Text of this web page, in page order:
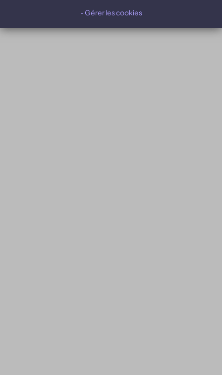
- Gérer les cookies